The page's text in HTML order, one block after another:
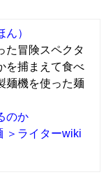
ん）
た冒険スペクタ
を捕まえて食べ
麺機を使った麺
のか
＞ライターwiki